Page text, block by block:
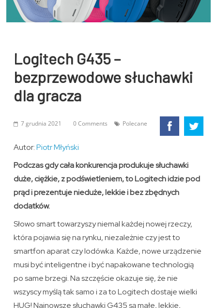
Logitech G435 –
bezprzewodowe słuchawki
dla gracza
7 grudnia 2021 0 Comments Polecane
Autor:Piotr Młyński
Podczas gdy cała konkurencja produkuje słuchawki
duże, ciężkie, z podświetleniem, to Logitech idzie pod
prąd i prezentuje nieduże, lekkie i bez zbędnych
dodatków.
Słowo smart towarzyszy niemal każdej nowej rzeczy,
która pojawia się na rynku, niezależnie czy jest to
smartfon aparat czy lodówka. Każde, nowe urządzenie
musi być inteligentne i być napakowane technologią
po same brzegi. Na szczęście okazuje się, że nie
wszyscy myślą tak samo i za to Logitech dostaje wielki
HUG! Najnowsze słuchawki G435 są małe, lekkie,